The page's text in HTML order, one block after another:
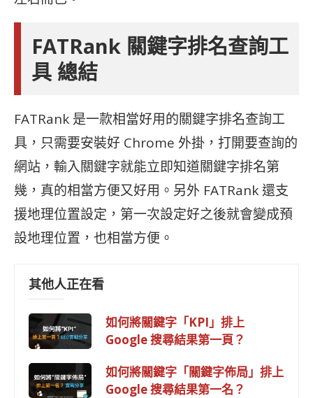
FATRank 關鍵字排名查詢工
具 總結
FATRank 是一款相當好用的關鍵字排名查詢工
具，只需要安裝好 Chrome 外掛，打開要查詢的
網站，輸入關鍵字就能立即知道關鍵字排名第
幾，真的相當方便又好用。另外 FATRank 還支
援地理位置設定，第一次設定好之後就會變成預
設地理位置，也相當方便。
其他人正在看
如何將關鍵字「KPI」排上
Google 搜尋結果第一頁？
如何將關鍵字「關鍵字佈局」排上
Google 搜尋結果第一名？